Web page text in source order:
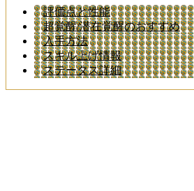
評価点と性能
超覚醒/潜在覚醒のおすすめ
入手方法
スキル上げ情報
ステータス詳細